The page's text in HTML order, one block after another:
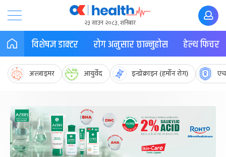
२३ साउन २०८३, शनिबार
विशेषज्ञ डाक्टर रोग अनुसार छान्नुहोस हेल्थ फिचर
अल्जाइमर आयुर्वेद इन्डोक्राइन (हर्मोन रोग)